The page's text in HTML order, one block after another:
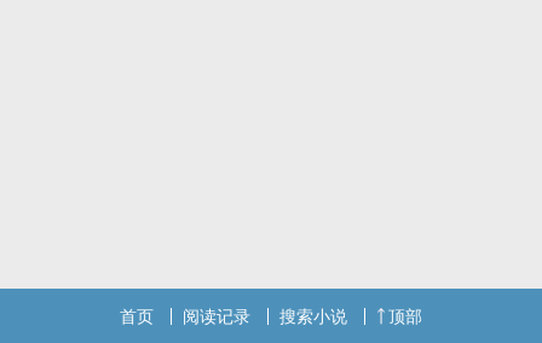
首页 阅读记录 搜索小说 顶部